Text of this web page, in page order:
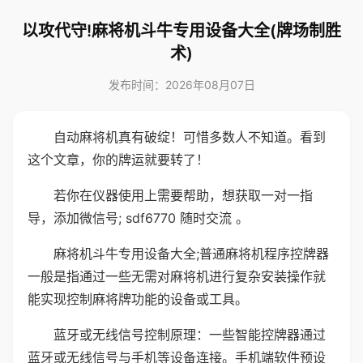
以攻代守!麻将机斗牛专用设备大全(牌场制胜
术)
发布时间：2026年08月07日
自动麻将机真有破绽！可惜多数人不知道。看到
这个文章，你的牌运就要转了！
若你在仪器使用上需要帮助，想获取一对一指
导，添加微信号; sdf6770 随时交流 。
麻将机斗牛专用设备大全;普通麻将机程序控牌器
一般是指通过一些无需对麻将机进行复杂安装操作就
能实现控制麻将牌功能的设备或工具。
蓝牙或无线信号控制原理：一些智能控牌器通过
蓝牙或无线信号与手机等设备连接。手机端软件预设